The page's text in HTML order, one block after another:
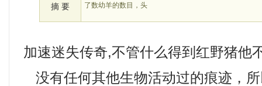
摘 要
了数幼羊的数目，头
加速迷失传奇,不管什么得到红野猪他
没有任何其他生物活动过的痕迹，